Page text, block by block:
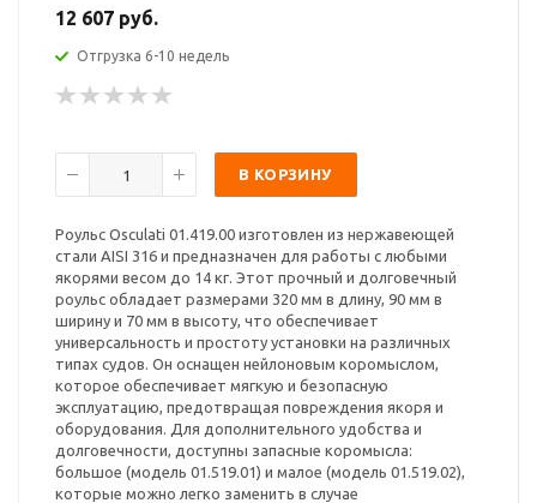
12 607 руб.
Отгрузка 6-10 недель
В КОРЗИНУ
Роульс Osculati 01.419.00 изготовлен из нержавеющей
стали AISI 316 и предназначен для работы с любыми
якорями весом до 14 кг. Этот прочный и долговечный
роульс обладает размерами 320 мм в длину, 90 мм в
ширину и 70 мм в высоту, что обеспечивает
универсальность и простоту установки на различных
типах судов. Он оснащен нейлоновым коромыслом,
которое обеспечивает мягкую и безопасную
эксплуатацию, предотвращая повреждения якоря и
оборудования. Для дополнительного удобства и
долговечности, доступны запасные коромысла:
большое (модель 01.519.01) и малое (модель 01.519.02),
которые можно легко заменить в случае